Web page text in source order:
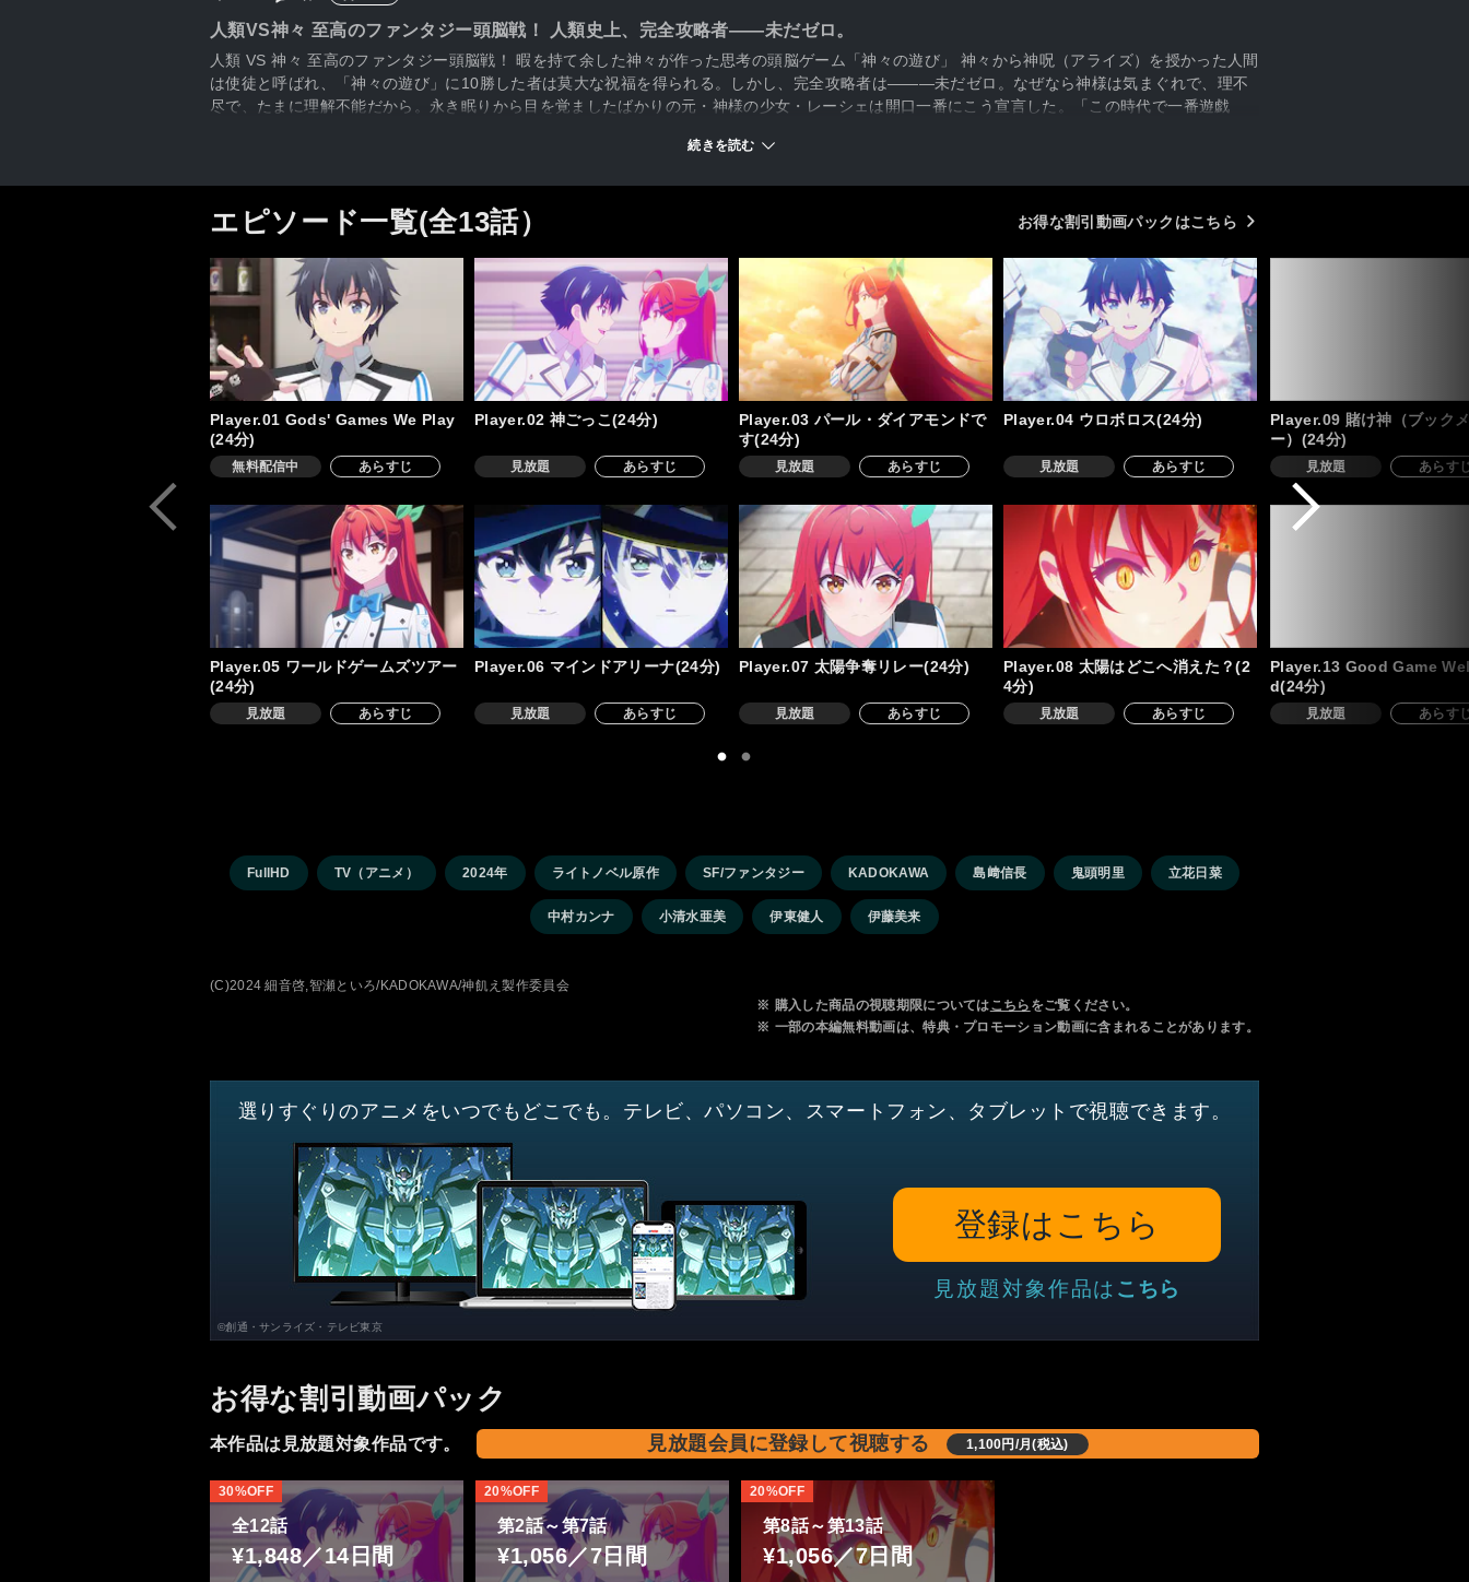
人類VS神々 至高のファンタジー頭脳戦！ 人類史上、完全攻略者――未だゼロ。
人類 VS 神々 至高のファンタジー頭脳戦！ 暇を持て余した神々が作った思考の頭脳ゲーム「神々の遊び」 神々から神呪（アライズ）を授かった人間
は使徒と呼ばれ、「神々の遊び」に10勝した者は莫大な祝福を得られる。しかし、完全攻略者は―――未だゼロ。なぜなら神様は気まぐれで、理不
尽で、たまに理解不能だから。永き眠りから目を覚ましたばかりの元・神様の少女・レーシェは開口一番にこう宣言した。「この時代で一番遊戯
ルーキー」と期待されていた。フェイはレーシェと共に「神々の遊び」に挑むことに。完全攻略を目指すフェイとレーシェの、神々との究極頭脳戦
続きを読む
エピソード一覧(全13話） お得な割引動画パックはこちら
Player.01 Gods' Games We Play
(24分)
無料配信中 あらすじ
Player.02 神ごっこ(24分)
見放題 あらすじ
Player.03 パール・ダイアモンドで
す(24分)
見放題 あらすじ
Player.04 ウロボロス(24分)
見放題 あらすじ
Player.05 ワールドゲームズツアー
(24分)
見放題 あらすじ
Player.06 マインドアリーナ(24分)
見放題 あらすじ
Player.07 太陽争奪リレー(24分)
見放題 あらすじ
Player.08 太陽はどこへ消えた？(2
4分)
見放題 あらすじ
Player.09 賭け神（ブック
ー）(24分)
見放題 あらす
Player.13 Good Game
d(24分)
見放題 あらす
FullHD TV（アニメ） 2024年 ライトノベル原作 SF/ファンタジー KADOKAWA 島﨑信長 鬼頭明里 立花日菜
中村カンナ 小清水亜美 伊東健人 伊藤美来
(C)2024 細音啓,智瀬といろ/KADOKAWA/神飢え製作委員会
※ 購入した商品の視聴期限についてはこちら をご覧ください。
※ 一部の本編無料動画は、特典・プロモーション動画に含まれることがあります。
選りすぐりのアニメをいつでもどこでも。テレビ、パソコン、スマートフォン、タブレットで視聴できます。
登録はこちら
見放題対象作品は こちら
©創通・サンライズ・テレビ東京
お得な割引動画パック
本作品は見放題対象作品です。 見放題会員に登録して視聴する 1,100円/月(税込)
全12話
¥1,848／14日間
30%OFF
第2話～第7話
¥1,056／7日間
20%OFF
第8話～第13話
¥1,056／7日間
20%OFF